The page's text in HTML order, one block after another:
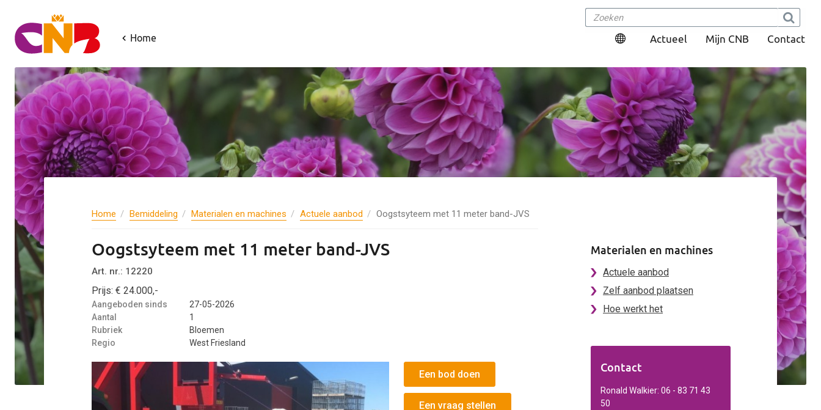
Home Actueel Mijn CNB Contact
Home Bemiddeling Materialen en machines Actuele aanbod Oogstsyteem met 11 meter band-JVS
Oogstsyteem met 11 meter band-JVS
Art. nr.: 12220
Prijs: € 24.000,-
Aangeboden sinds
27-05-2026
Aantal
1
Rubriek
Bloemen
Regio
West Friesland
Een bod doen
Een vraag stellen
Materialen en machines
Actuele aanbod
Zelf aanbod plaatsen
Hoe werkt het
Contact
Ronald Walkier: 06 - 83 71 43
50